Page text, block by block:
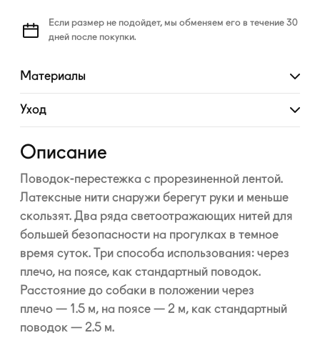
Если размер не подойдет, мы обменяем его в течение 30
дней после покупки.
Материалы
Развернуть
Уход
Развернуть
Описание
Поводок-перестежка с прорезиненной лентой.
Латексные нити снаружи берегут руки и меньше
скользят. Два ряда светоотражающих нитей для
большей безопасности на прогулках в темное
время суток. Три способа использования: через
плечо, на поясе, как стандартный поводок.
Расстояние до собаки в положении через
плечо — 1.5 м, на поясе — 2 м, как стандартный
поводок — 2.5 м.